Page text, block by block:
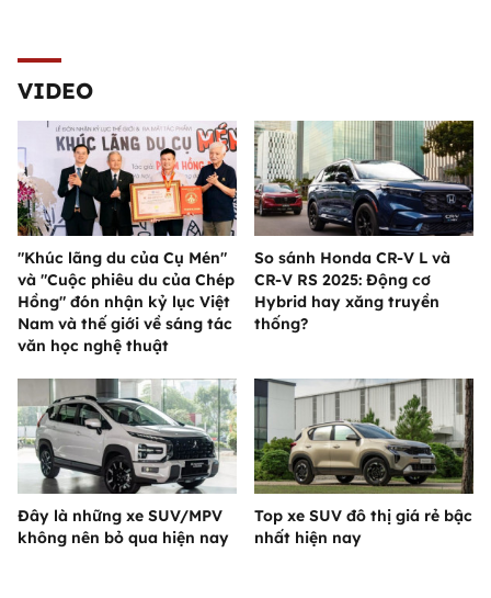
VIDEO
"Khúc lãng du của Cụ Mén"
và "Cuộc phiêu du của Chép
Hồng" đón nhận kỷ lục Việt
Nam và thế giới về sáng tác
văn học nghệ thuật
So sánh Honda CR-V L và
CR-V RS 2025: Động cơ
Hybrid hay xăng truyền
thống?
Đây là những xe SUV/MPV
không nên bỏ qua hiện nay
Top xe SUV đô thị giá rẻ bậc
nhất hiện nay